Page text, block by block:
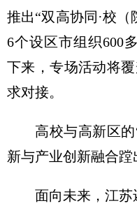
推出“双高协同·校
6个设区市组织600
下来，专场活动将
求对接。
高校与高新区
新与产业创新融合蹚
面向未来，江苏